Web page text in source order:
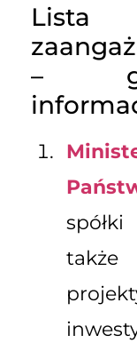
Lista
–